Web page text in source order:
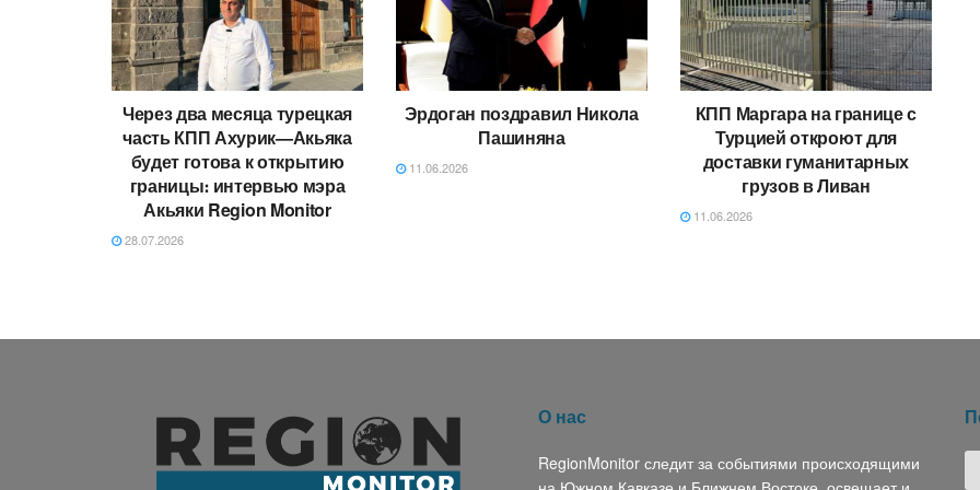
Через два месяца турецкая
часть КПП Ахурик—Акьяка
будет готова к открытию
границы։ интервью мэра
Акьяки Region Monitor
28.07.2026
Эрдоган поздравил Никола
Пашиняна
11.06.2026
КПП Маргара на границе с
Турцией откроют для
доставки гуманитарных
грузов в Ливан
11.06.2026
О нас
RegionMonitor следит за событиями происходящими